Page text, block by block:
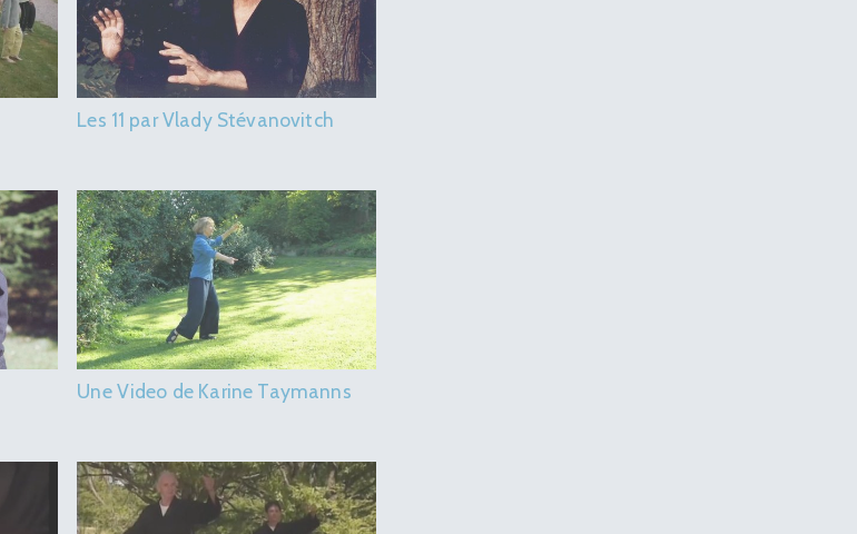
Les 11 par Vlady Stévanovitch
Une Video de Karine Taymanns